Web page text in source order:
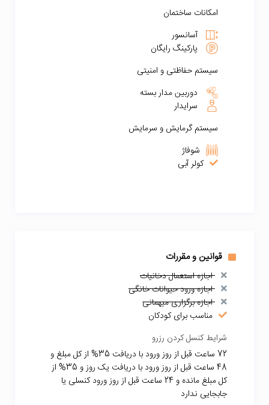
امکانات ساختمان
آسانسور
پارکینگ رایگان
سیستم حفاظتی و امنیتی
دوربین مدار بسته
سرایدار
سیستم گرمایش و سرمایش
شوفاژ
کولر آبی
قوانین و مقررات
اجازه استعمال دخانیات
اجازه ورود حیوانات خانگی
اجازه برگزاری میهمانی
مناسب برای کودکان
شرایط کنسل کردن رزرو
72 ساعت قبل از روز ورود با دریافت 35% از کل مبلغ و
48 ساعت قبل از روز ورود با دریافت یک روز و 35% از
کل مبلغ مانده و 24 ساعت قبل از روز ورود کنسلی یا
جابجایی ندارد